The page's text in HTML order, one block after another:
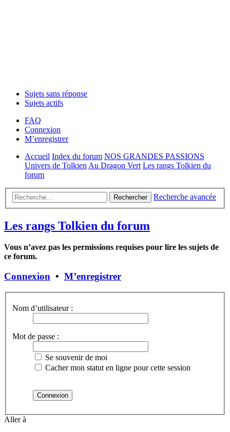
Sujets sans réponse
Sujets actifs
FAQ
Connexion
M’enregistrer
Accueil Index du forum NOS GRANDES PASSIONS
Univers de Tolkien Au Dragon Vert Les rangs Tolkien du
forum
Rechercher Recherche avancée
Les rangs Tolkien du forum
Vous n’avez pas les permissions requises pour lire les sujets de
ce forum.
Connexion • M’enregistrer
Nom d’utilisateur :
Mot de passe :
Se souvenir de moi
Cacher mon statut en ligne pour cette session
Aller à